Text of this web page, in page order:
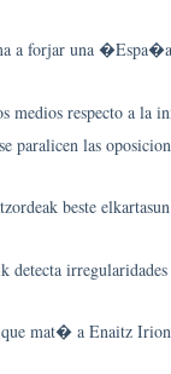
a forjar una
medios respecto a
paralicen las
beste
detecta
mat� a Enaitz